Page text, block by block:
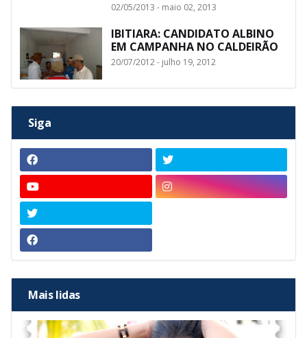
02/05/2013 - maio 02, 2013
IBITIARA: CANDIDATO ALBINO
EM CAMPANHA NO CALDEIRÃO
20/07/2012 - julho 19, 2012
Siga
Mais lidas